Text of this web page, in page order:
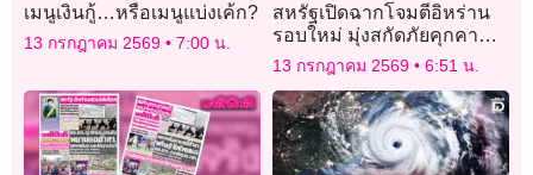
เมนูเงินกู้…หรือเมนูแบ่งเค้ก?
13 กรกฎาคม 2569 7:00 น.
สหรัฐเปิดฉากโจมตีอิหร่าน
รอบใหม่ มุ่งสกัดภัยคุกคาม
ช่องแคบฮอร์มุซ
13 กรกฎาคม 2569 6:51 น.